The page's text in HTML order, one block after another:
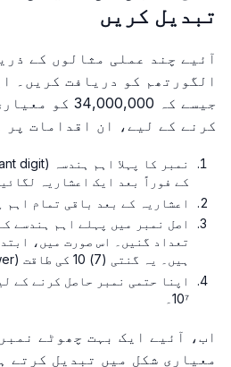
تبدیل کریں
آئیے چند عملی مثالوں کے
الگورتھم کو دریافت کریں۔
جیسے کہ
کرنے کے لیے، ان اقدامات پر
کے فوراً بعد ایک اعشاریہ لگائیں:
اعشاریہ کے بعد باقی تمام اہم
اصل نمبر میں پہلے اہم ہندسے
ہیں۔ یہ گنتی (7) 10 کی طاقت (power) بن جاتی ہے۔
10⁷۔
معیاری شکل میں تبدیل کرتے